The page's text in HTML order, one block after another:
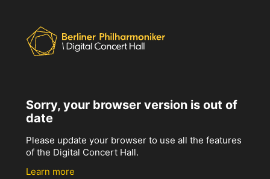
Sorry, your browser version is out of
date
Please update your browser to use all the features
of the Digital Concert Hall.
Learn more